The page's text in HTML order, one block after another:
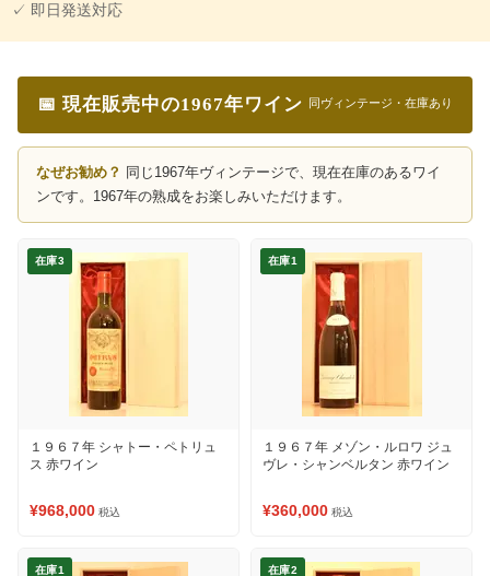
✓ 即日発送対応
📅 現在販売中の1967年ワイン 同ヴィンテージ・在庫あり
なぜお勧め？ 同じ1967年ヴィンテージで、現在在庫のあるワイ
ンです。1967年の熟成をお楽しみいただけます。
在庫3
１９６７年 シャトー・ペトリュ
ス 赤ワイン
¥968,000 税込
在庫1
１９６７年 メゾン・ルロワ ジュ
ヴレ・シャンベルタン 赤ワイン
¥360,000 税込
在庫1 在庫2